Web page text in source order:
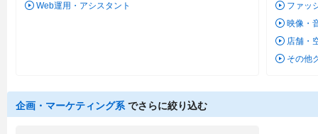
Web運用・アシスタント
ファッ
映像・
店舗・
その他
企画・マーケティング系 でさらに絞り込む